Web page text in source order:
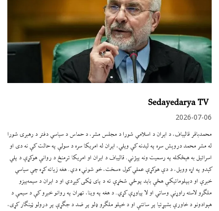
Sedayedarya TV
2026-07-06
محمدباقر قالیباف، د ایران د اسلامي شورا د مجلس مشر، د حماس د سیاسي دفتر د رهبرۍ شورا
له مشر محمد دروېش سره په لیدنه کې ویلي، ایران له امریکا سره د سولې په حالت کې نه دی او
اسرائیل به هېڅکله په رسمیت ونه پېژني. قالیباف د ایران او امریکا ترمنځ د روانې هوکړې د پلي
کېدو په اړه وویل، د دې هوکړې عملي کول «سخت، خو شوني» دي. هغه زیاته کړه چې سیاسي
خبرې او دیپلوماتیکې هڅې باید پوځي شخړې ته د پای ټکی کېږدي او د ایران د سیمه‌ییزو
ملګرو لاسته راوړنې وساتي او لا پیاوړې کړي. د هغه په وینا، تهران په روانو خبرو کې د سیمې د
هېوادونو د خاورې بشپړتیا پر ساتنې او د خپلو ملګرو ډلو پر ضد د جګړې پر درولو ټینګار کړی،